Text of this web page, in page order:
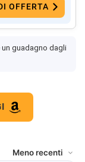
OFFERTA
un guadagno dagli